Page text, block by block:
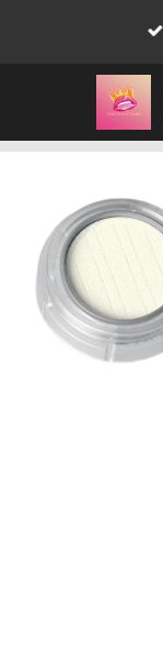
hoofdinhoud